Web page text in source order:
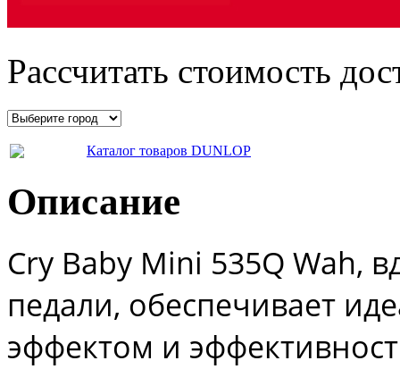
Рассчитать стоимость
Каталог товаров DUNLOP
Описание
Cry Baby Mini 535Q Wah,
педали, обеспечивает
эффектом и